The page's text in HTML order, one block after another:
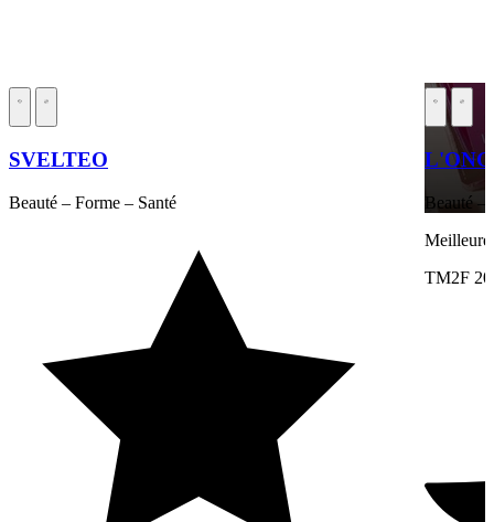
SVELTEO
Beauté – Forme – Santé
Beauté –
Meilleure
TM2F